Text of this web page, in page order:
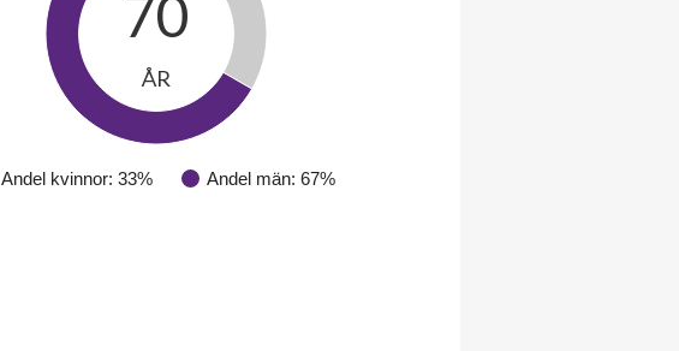
Andel kvinnor: 33% Andel män: 67%
70
ÅR